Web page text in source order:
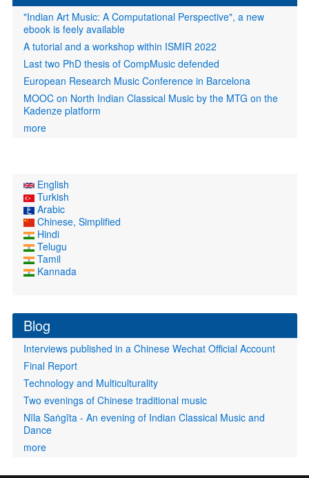
"Indian Art Music: A Computational Perspective", a new
ebook is feely available
A tutorial and a workshop within ISMIR 2022
Last two PhD thesis of CompMusic defended
European Research Music Conference in Barcelona
MOOC on North Indian Classical Music by the MTG on the
Kadenze platform
more
English
Turkish
Arabic
Chinese, Simplified
Hindi
Telugu
Tamil
Kannada
Blog
Interviews published in a Chinese Wechat Official Account
Final Report
Technology and Multiculturality
Two evenings of Chinese traditional music
Nīla Saṅgīta - An evening of Indian Classical Music and
Dance
more